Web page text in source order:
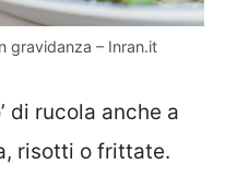
gravidanza – Inran.it
di rucola anche a
risotti o frittate.